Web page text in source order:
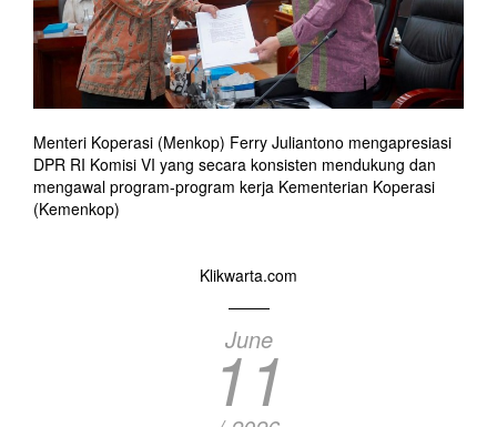
Menteri Koperasi (Menkop) Ferry Juliantono mengapresiasi
DPR RI Komisi VI yang secara konsisten mendukung dan
mengawal program-program kerja Kementerian Koperasi
(Kemenkop)
Klikwarta.com
June
11